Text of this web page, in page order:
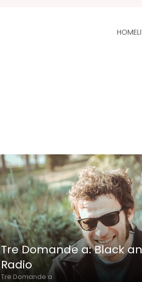
HOME
Tre Domande a: Black
Radio
Tre Domande a